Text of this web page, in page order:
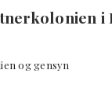
i Italien og